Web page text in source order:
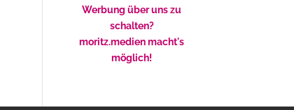
Werbung über uns zu
schalten?
moritz.medien macht's
möglich!